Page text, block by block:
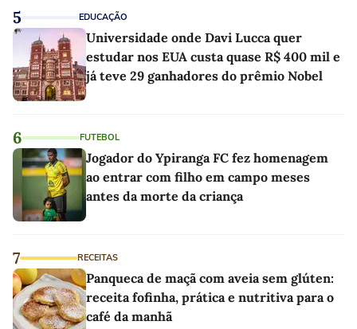
5 EDUCAÇÃO
Universidade onde Davi Lucca quer
estudar nos EUA custa quase R$ 400 mil e
já teve 29 ganhadores do prêmio Nobel
6 FUTEBOL
Jogador do Ypiranga FC fez homenagem
ao entrar com filho em campo meses
antes da morte da criança
7 RECEITAS
Panqueca de maçã com aveia sem glúten:
receita fofinha, prática e nutritiva para o
café da manhã